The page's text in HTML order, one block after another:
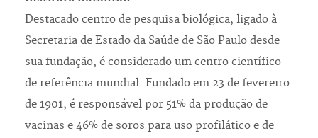
Destacado centro de pesquisa biológica, ligado à
Secretaria de Estado da Saúde de São Paulo desde
sua fundação, é considerado um centro científico
de referência mundial. Fundado em 23 de fevereiro
de 1901, é responsável por 51% da produção de
vacinas e 46% de soros para uso profilático e de